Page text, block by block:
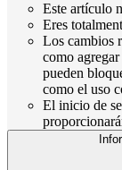
Este artículo
Eres
Los cambios
como
pueden
como el uso
El inicio de